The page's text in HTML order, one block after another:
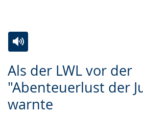
Als der LWL vor der
"Abenteuerlust der
warnte
Leichten
Sprache
wechseln.
Audio-
Unterstützung.
Video
in
Deutscher